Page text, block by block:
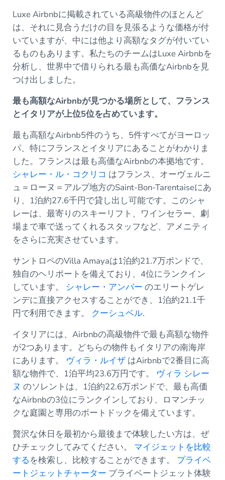
Luxe Airbnbに掲載されている高級物件のほとんど
は、それに見合うだけの目を見張るような価格が付
いていますが、中には他より高額なタグが付いてい
るものもあります。私たちのチームはLuxe Airbnbを
分析し、世界中で借りられる最も高価なAirbnbを見
つけ出しました。
最も高額なAirbnbが見つかる場所として、フランス
とイタリアが上位5位を占めています。
最も高額なAirbnb5件のうち、5件すべてがヨーロッ
パ、特にフランスとイタリアにあることがわかりま
した。フランスは最も高価なAirbnbの本拠地です。
シャレー・ル・コクリコ はフランス、オーヴェルニ
ュ＝ローヌ＝アルプ地方のSaint-Bon-Tarentaiseにあ
り、1泊約27.6千円で貸し出し可能です。このシャ
レーは、最寄りのスキーリフト、ワインセラー、劇
場まで車で送ってくれるスタッフなど、アメニティ
をさらに充実させています。
サントロペのVilla Amayaは1泊約21.7万ポンドで、
独自のヘリポートを備えており、4位にランクイン
しています。 シャレー・アンバー のエリートゲレ
ンデに直接アクセスすることができ、1泊約21.1千
円で利用できます。 クーシュベル.
イタリアには、Airbnbの高級物件で最も高額な物件
が2つあります。どちらの物件もイタリアの南海岸
にあります。 ヴィラ・ルイザ はAirbnbで2番目に高
額な物件で、1泊平均23.6万円です。 ヴィラ シレー
ヌ のソレントは、1泊約22.6万ポンドで、最も高価
なAirbnbの3位にランクインしており、ロマンチッ
クな庭園と専用のボートドックを備えています。
贅沢な休日を最初から最後まで体験したい方は、ぜ
ひチェックしてみてください。 マイジェットを比較
するを検索し、比較することができます。 プライベ
ートジェットチャーター プライベートジェット体験